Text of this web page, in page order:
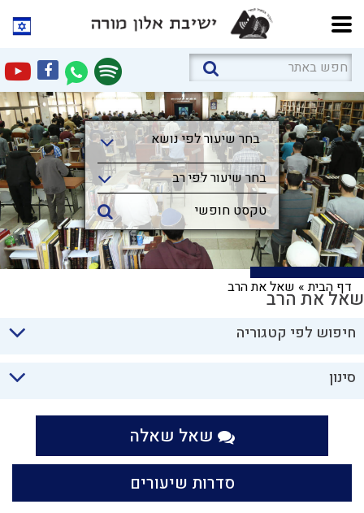
בחר שיעור לפי נושא
בחר שיעור לפי נושא
בחר שיעור לפי רב
דף הבית» שאל את הרבשאל את הרב
חיפוש לפי קטגוריה
סינון
שאל שאלה
סדרות שיעורים